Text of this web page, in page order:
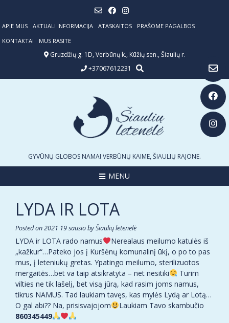
content
APIE MUS AKTUALI INFORMACIJA ATASKAITOS
PRAŠOME PAGALBOS
KONTAKTAI
MUS RASITE
Gruzdžių g. 1D, Verbūnų k., Kūžių sen., Šiaulių r.
+37067612231
GYVŪNŲ GLOBOS NAMAI VERBŪNŲ KAIME, ŠIAULIŲ RAJONE.
MENU
LYDA IR LOTA
Posted on2021 19 sausiobyŠiaulių letenėlė
LYDA ir LOTA rado namus
Nerealaus meilumo katulės iš
„kažkur“…Pateko jos į Kuršėnų komunalinį ūkį, o po to pas
mus, į leteniukų gretas. Ypatingo meilumo, sterilizuotos
mergaitės…bet va taip atsikratyta – net nesitiki
Turim
vilties ne tik lašelį, bet visą jūrą, kad rasim joms namus,
tikrus NAMUS. Tad laukiam tavęs, kas mylės Lydą ar Lotą…
O gal abi?? Na, prisisvajojom
Laukiam Tavo skambučio
860345449